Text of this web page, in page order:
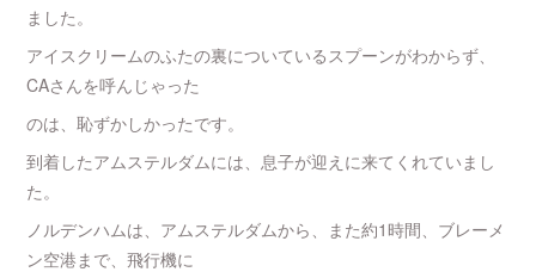
ました。
アイスクリームのふたの裏についているスプーンがわからず、
CAさんを呼んじゃった
のは、恥ずかしかったです。
到着したアムステルダムには、息子が迎えに来てくれていまし
た。
ノルデンハムは、アムステルダムから、また約1時間、ブレーメ
ン空港まで、飛行機に